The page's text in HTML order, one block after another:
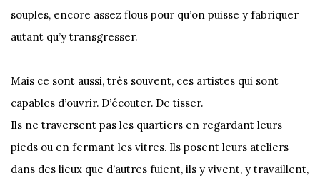
souples, encore assez flous pour qu’on puisse y fabriquer
autant qu’y transgresser.
Mais ce sont aussi, très souvent, ces artistes qui sont
capables d’ouvrir. D’écouter. De tisser.
Ils ne traversent pas les quartiers en regardant leurs
pieds ou en fermant les vitres. Ils posent leurs ateliers
dans des lieux que d’autres fuient, ils y vivent, y travaillent,